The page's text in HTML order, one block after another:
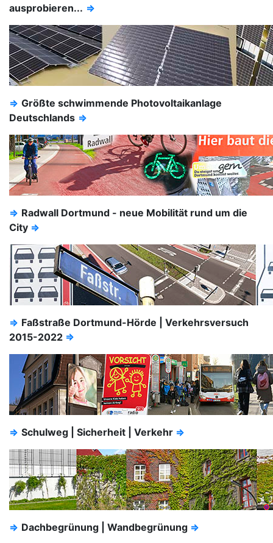
ausprobieren... ⇒
⇒ Größte schwimmende Photovoltaikanlage
Deutschlands ⇒
⇒ Radwall Dortmund - neue Mobilität rund um die
City ⇒
⇒ Faßstraße Dortmund-Hörde | Verkehrsversuch
2015-2022 ⇒
⇒ Schulweg | Sicherheit | Verkehr ⇒
⇒ Dachbegrünung | Wandbegrünung ⇒